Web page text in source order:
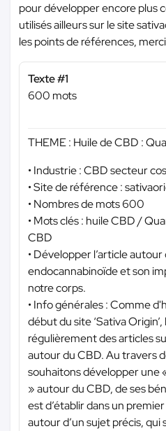
pour développer encore plus
utilisés ailleurs sur le site
les points de références,
Texte #1
600 mots
THEME : Huile de CBD :
• Industrie : CBD secteur
• Site de référence :
• Nombres de mots 600
• Mots clés : huile CBD /
CBD
• Développer l’article
endocannabinoïde et son
notre corps.
• Info générales : Comme
début du site ‘Sativa
régulièrement des articles
autour du CBD. Au travers
souhaitons développer une
» autour du CBD, de ses
est d’établir dans un
autour d’un sujet précis,